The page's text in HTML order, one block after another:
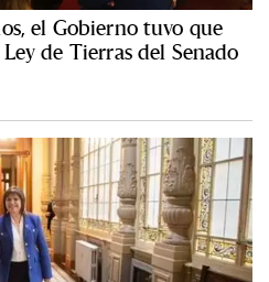
el Gobierno tuvo que
de Tierras del Senado